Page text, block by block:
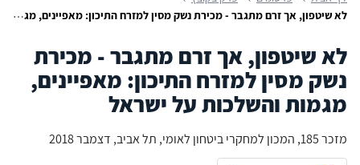
לא שיטפון, אך זרם מתגבר - מכירת נשק מסין למזרח התיכון: מאפיינים, מגמות והשלכות על ישראל
לא שיטפון, אך זרם מתגבר - מכירת
נשק מסין למזרח התיכון: מאפיינים,
מגמות והשלכות על ישראל
מזכר 185, המכון למחקרי ביטחון לאומי, תל אביב, דצמבר 2018